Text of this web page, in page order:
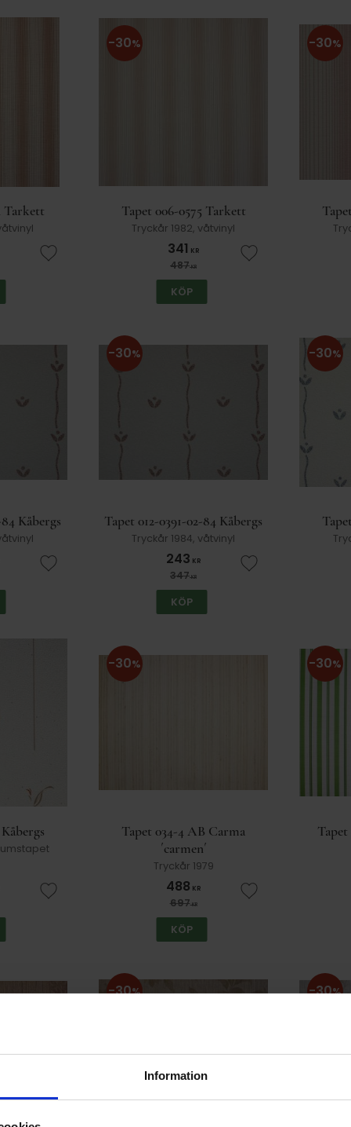
Information
Tarkett
Lägg till i favoriter
Tapet 006-0575 Tarkett
Tryckår 1982, våtvinyl
341 KR
487KR
30%
Lägg till i favoriter
KÖP
30%
Kåbergs
Lägg till i favoriter
Tapet 012-0391-02-84 Kåbergs
Tryckår 1984, våtvinyl
243 KR
347KR
30%
Lägg till i favoriter
KÖP
30%
Lägg till i favoriter
Tapet 034-4 AB Carma
´carmen´
Tryckår 1979
488 KR
697KR
30%
Lägg till i favoriter
KÖP
30%
30% 30%